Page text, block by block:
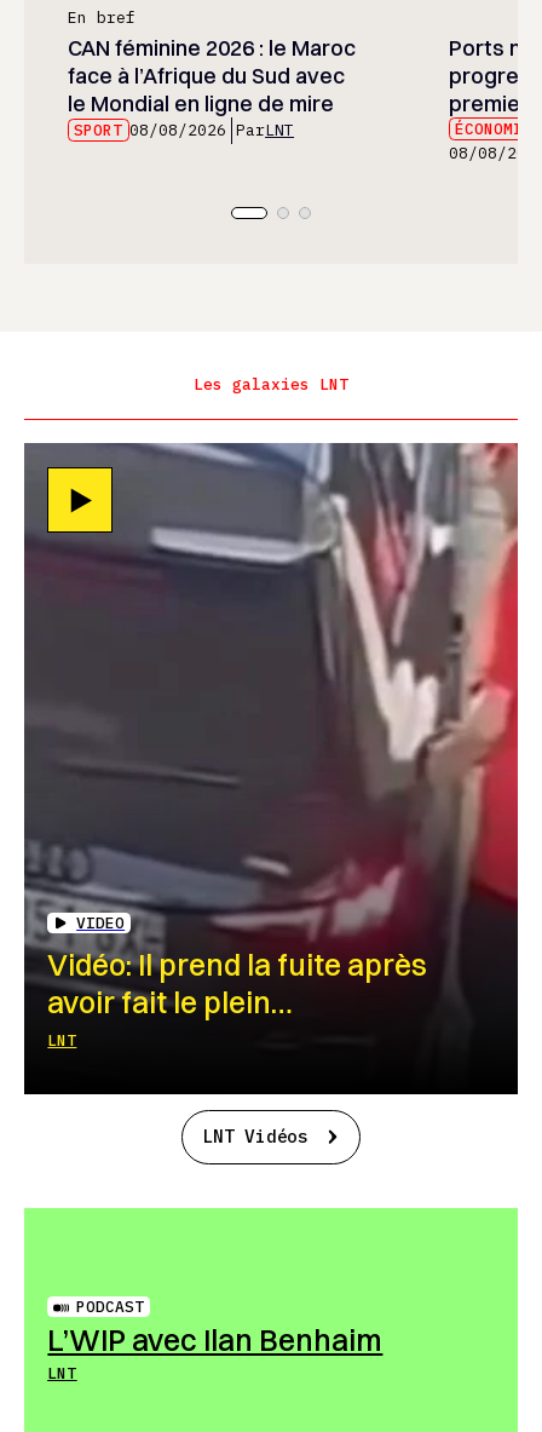
En bref
CAN féminine 2026 : le Maroc
face à l’Afrique du Sud avec
le Mondial en ligne de mire
SPORT 08/08/2026 ParLNT
Ports
premier
08/08/
Les galaxies LNT
VIDEO
Vidéo: Il prend la fuite après
avoir fait le plein…
LNT
LNT Vidéos
PODCAST
L’WIP avec Ilan Benhaim
LNT